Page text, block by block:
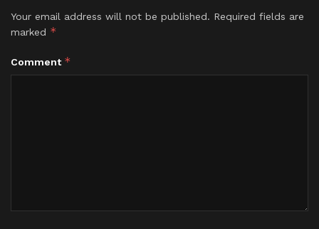
Your email address will not be published. Required fields are
marked *
Comment *